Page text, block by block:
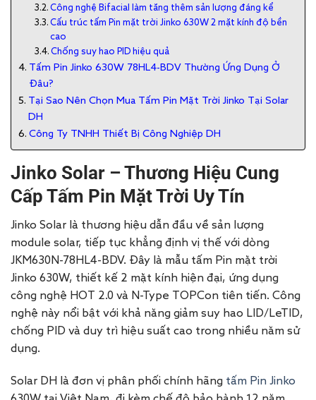
Công nghệ Bifacial làm tăng thêm sản lượng đáng kể
Cấu trúc tấm Pin mặt trời Jinko 630W 2 mặt kính độ bền
cao
Chống suy hao PID hiệu quả
Tấm Pin Jinko 630W 78HL4-BDV Thường Ứng Dụng Ở
Đâu?
Tại Sao Nên Chọn Mua Tấm Pin Mặt Trời Jinko Tại Solar
DH
Công Ty TNHH Thiết Bị Công Nghiệp DH
Jinko Solar – Thương Hiệu Cung
Cấp Tấm Pin Mặt Trời Uy Tín
Jinko Solar là thương hiệu dẫn đầu về sản lượng
module solar, tiếp tục khẳng định vị thế với dòng
JKM630N-78HL4-BDV. Đây là mẫu tấm Pin mặt trời
Jinko 630W, thiết kế 2 mặt kính hiện đại, ứng dụng
công nghệ HOT 2.0 và N-Type TOPCon tiên tiến. Công
nghệ này nổi bật với khả năng giảm suy hao LID/LeTID,
chống PID và duy trì hiệu suất cao trong nhiều năm sử
dụng.
Solar DH là đơn vị phân phối chính hãng tấm Pin Jinko